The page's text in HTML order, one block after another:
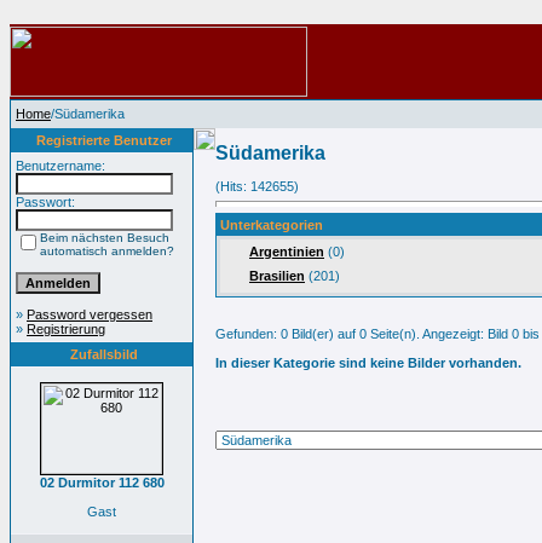
Home/Südamerika
Registrierte Benutzer
Benutzername:
Passwort:
Beim nächsten Besuch
automatisch anmelden?
» Password vergessen
» Registrierung
Zufallsbild
02 Durmitor 112 680
Gast
Südamerika
(Hits: 142655)
Unterkategorien
Argentinien (0)
Brasilien (201)
Gefunden: 0 Bild(er) auf 0 Seite(n). Angezeigt: Bild 0 bis
In dieser Kategorie sind keine Bilder vorhanden.